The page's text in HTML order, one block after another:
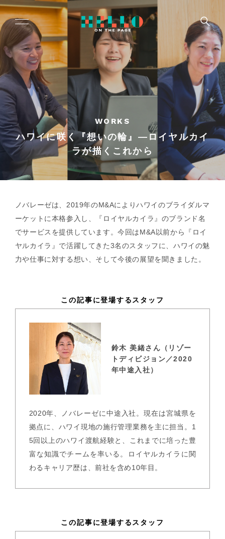
WORKS
ハワイに咲く『想いの輪』―ロイヤルカイ
ラが描くこれから
ノバレーゼは、2019年のM&Aによりハワイのブライダルマ
ーケットに本格参入し、『ロイヤルカイラ』のブランド名
でサービスを提供しています。今回はM&A以前から『ロイ
ヤルカイラ』で活躍してきた3名のスタッフに、ハワイの魅
力や仕事に対する想い、そして今後の展望を聞きました。
この記事に登場するスタッフ
鈴木 美緒さん（リゾー
トディビジョン／2020
年中途入社）
2020年、ノバレーゼに中途入社。現在は宮城県を
拠点に、ハワイ現地の施行管理業務を主に担当。1
5回以上のハワイ渡航経験と、これまでに培った豊
富な知識でチームを率いる。ロイヤルカイラに関
わるキャリア歴は、前社を含め10年目。
この記事に登場するスタッフ